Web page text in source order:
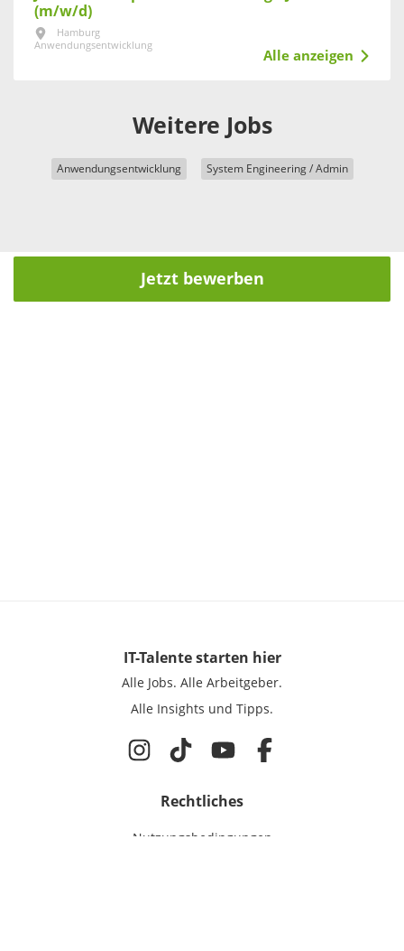
(m/w/d)
Hamburg
Anwendungsentwicklung
Alle anzeigen
Weitere Jobs
Anwendungsentwicklung System Engineering / Admin
Jetzt bewerben
IT-Talentestarten hier
Alle Jobs. Alle Arbeitgeber.
Alle Insights und Tipps.
Rechtliches
Nutzungsbedingungen